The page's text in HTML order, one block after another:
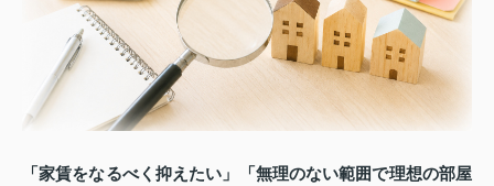
「家賃をなるべく抑えたい」「無理のない範囲で理想の部屋